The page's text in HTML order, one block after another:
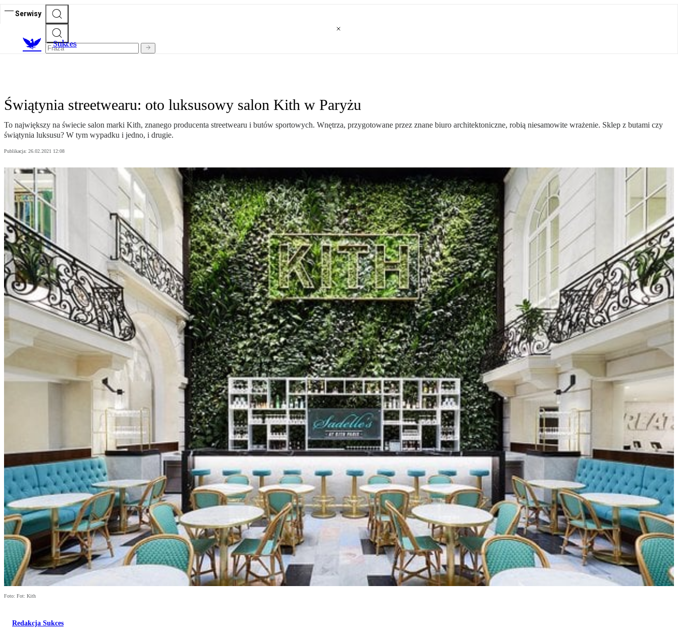
Serwisy
Sukces
Świątynia streetwearu: oto luksusowy salon Kith w Paryżu
To największy na świecie salon marki Kith, znanego producenta streetwearu i butów sportowych. Wnętrza, przygotowane przez znane biuro architektoniczne, robią niesamowite wrażenie. Sklep z butami czy
świątynia luksusu? W tym wypadku i jedno, i drugie.
Publikacja: 26.02.2021 12:08
Foto: Fot: Kith
Redakcja Sukces